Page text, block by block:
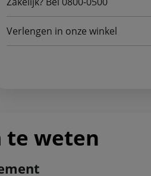
Verlengen in onze winkel
te weten